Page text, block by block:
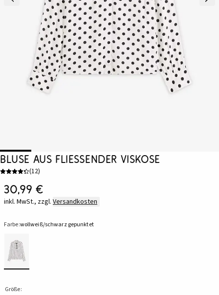
Bluse aus fließender Viskose
(12)
30,99 €
inkl. MwSt., zzgl. Versandkosten
Farbe:wollweiß/schwarz gepunktet
Größe: